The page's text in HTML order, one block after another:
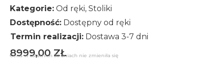
Kategorie: Od ręki, Stoliki
Dostępność: Dostępny od ręki
Termin realizacji: Dostawa 3-7 dni
8999,00ZŁ
Cena w ostatnich 30 dniach nie zmieniła się